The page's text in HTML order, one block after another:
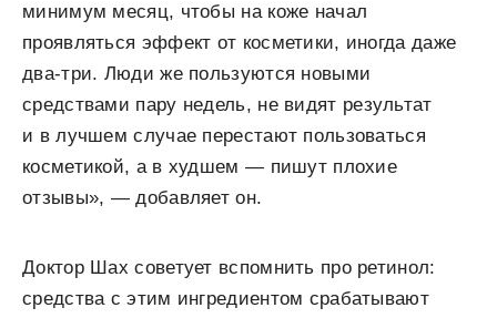
минимум месяц, чтобы на коже начал
проявляться эффект от косметики, иногда даже
два-три. Люди же пользуются новыми
средствами пару недель, не видят результат
и в лучшем случае перестают пользоваться
косметикой, а в худшем — пишут плохие
отзывы», — добавляет он.
Доктор Шах советует вспомнить про ретинол:
средства с этим ингредиентом срабатывают